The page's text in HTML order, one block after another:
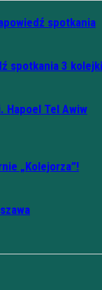
spotkania
spotkania 3 kolejki
Hapoel Tel Awiw
„Kolejorza”!